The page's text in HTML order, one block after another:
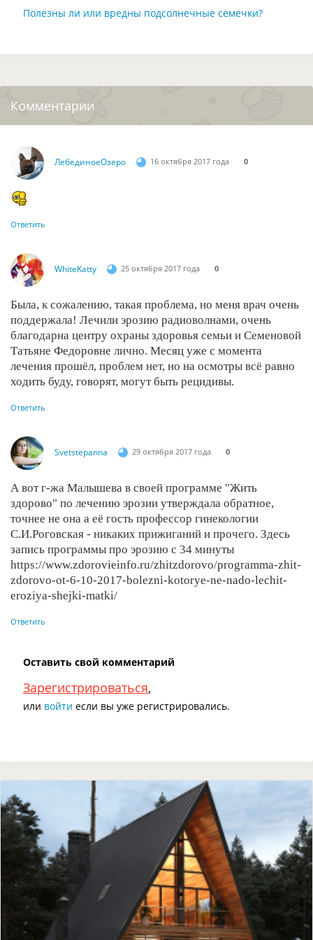
Полезны ли или вредны подсолнечные семечки?
Комментарии
ЛебединоеОзеро 16 октября 2017 года 0
Ответить
WhiteKatty 25 октября 2017 года 0
Была, к сожалению, такая проблема, но меня врач очень
поддержала! Лечили эрозию радиоволнами, очень
благодарна центру охраны здоровья семьи и Семеновой
Татьяне Федоровне лично. Месяц уже с момента
лечения прошёл, проблем нет, но на осмотры всё равно
ходить буду, говорят, могут быть рецидивы.
Ответить
Svetstepanna 29 октября 2017 года 0
А вот г-жа Малышева в своей программе "Жить
здорово" по лечению эрозии утверждала обратное,
точнее не она а её гость профессор гинекологии
С.И.Роговская - никаких прижиганий и прочего. Здесь
запись программы про эрозию с 34 минуты
https://www.zdorovieinfo.ru/zhitzdorovo/programma-zhit-
zdorovo-ot-6-10-2017-bolezni-kotorye-ne-nado-lechit-
eroziya-shejki-matki/
Ответить
Оставить свой комментарий
Зарегистрироваться,
или войти если вы уже регистрировались.